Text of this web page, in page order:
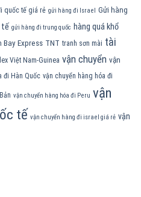
quốc tế giá rẻ gửi hàng đi Israel Gửi hàng
tế gửi hàng đi trung quốc hàng quá khổ
Bay Express TNT tranh sơn mài tài
Việt Nam-Guinea vận chuyển vận
đi Hàn Quốc vận chuyển hàng hóa đi
vận chuyển hàng hóa đi Peru vận
tế vận chuyển hàng đi israel giá rẻ vận